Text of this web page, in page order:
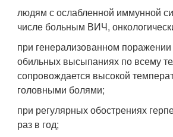
людям с ослабленной иммунной
числе больным ВИЧ,
при генерализованном поражении
обильных высыпаниях по всему
сопровождается высокой
головными болями;
при регулярных обострениях
раз в год;